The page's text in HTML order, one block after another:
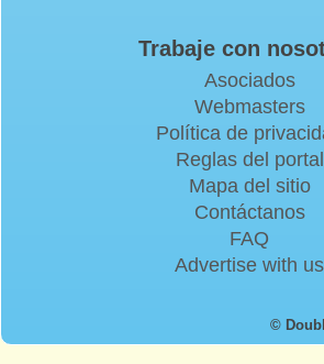
Trabaje con
Asociados
Webmasters
Política de
Reglas del portal
Mapa del sitio
Contáctanos
FAQ
Advertise with us
©